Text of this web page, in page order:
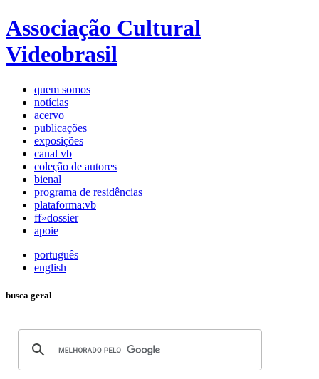
Associação Cultural
Videobrasil
quem somos
notícias
acervo
publicações
exposições
canal vb
coleção de autores
bienal
programa de residências
plataforma:vb
ff»dossier
apoie
português
english
busca geral